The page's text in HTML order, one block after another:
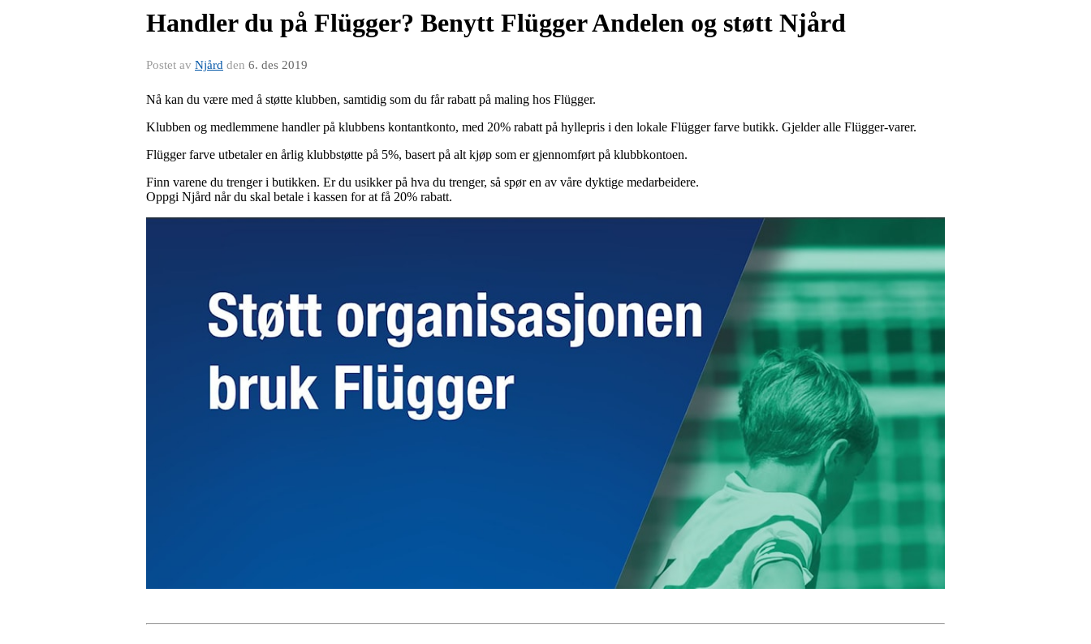
Handler du på Flügger? Benytt Flügger Andelen og støtt Njård
Postet av Njård den 6. des 2019
Nå kan du være med å støtte klubben, samtidig som du får rabatt på maling hos Flügger.
Klubben og medlemmene handler på klubbens kontantkonto, med 20% rabatt på hyllepris i den lokale Flügger farve butikk. Gjelder alle Flügger-varer.
Flügger farve utbetaler en årlig klubbstøtte på 5%, basert på alt kjøp som er gjennomført på klubbkontoen.
Finn varene du trenger i butikken. Er du usikker på hva du trenger, så spør en av våre dyktige medarbeidere.
Oppgi Njård når du skal betale i kassen for at få 20% rabatt.